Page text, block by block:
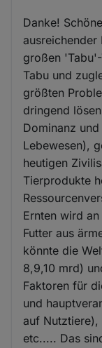
Danke!
ausreichender
großen
Tabu und
größten
dringend
Dominanz
Lebewesen),
heutigen
Tierprodukte
Ernten wird
Futter aus
könnte die
8,9,10 mrd)
Faktoren für
und
auf Nutztiere),
etc..... Das